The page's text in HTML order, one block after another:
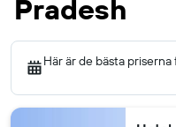
Pradesh
Här är de bästa priserna